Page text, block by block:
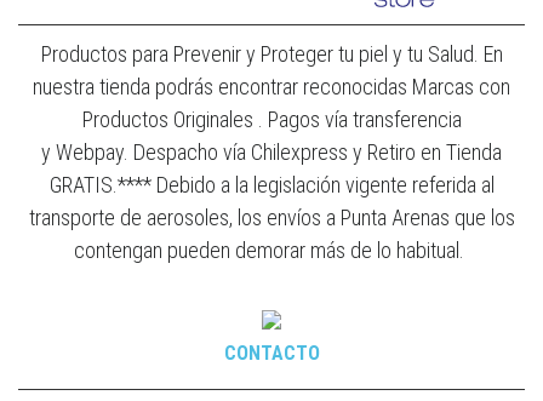
Productos para Prevenir y Proteger tu piel y tu Salud. En
nuestra tienda podrás encontrar reconocidas Marcas con
Productos Originales . Pagos vía transferencia
y Webpay. Despacho vía Chilexpress y Retiro en Tienda
GRATIS.**** Debido a la legislación vigente referida al
transporte de aerosoles, los envíos a Punta Arenas que los
contengan pueden demorar más de lo habitual.
CONTACTO